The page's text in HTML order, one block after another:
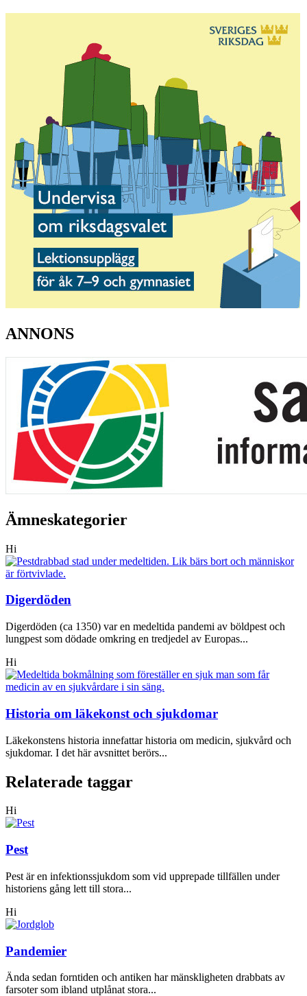
ANNONS
Ämneskategorier
Hi
Digerdöden
Digerdöden (ca 1350) var en medeltida pandemi av böldpest och
lungpest som dödade omkring en tredjedel av Europas...
Hi
Historia om läkekonst och sjukdomar
Läkekonstens historia innefattar historia om medicin, sjukvård och
sjukdomar. I det här avsnittet berörs...
Relaterade taggar
Hi
Pest
Pest är en infektionssjukdom som vid upprepade tillfällen under
historiens gång lett till stora...
Hi
Pandemier
Ända sedan forntiden och antiken har mänskligheten drabbats av
farsoter som ibland utplånat stora...